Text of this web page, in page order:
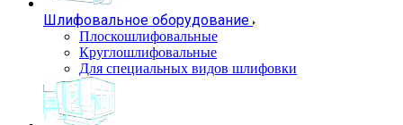
Шлифовальное оборудование
Плоскошлифовальные
Круглошлифовальные
Для специальных видов шлифовки